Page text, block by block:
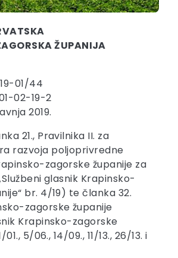
ŽUPANIJA
01/44
02-19-2
2019.
21., Pravilnika II. za
razvoja poljoprivredne
zagorske županije za
glasnik Krapinsko-
br. 4/19) te članka 32.
zagorske županije
Krapinsko-zagorske
5/06., 14/09., 11/13., 26/13. i